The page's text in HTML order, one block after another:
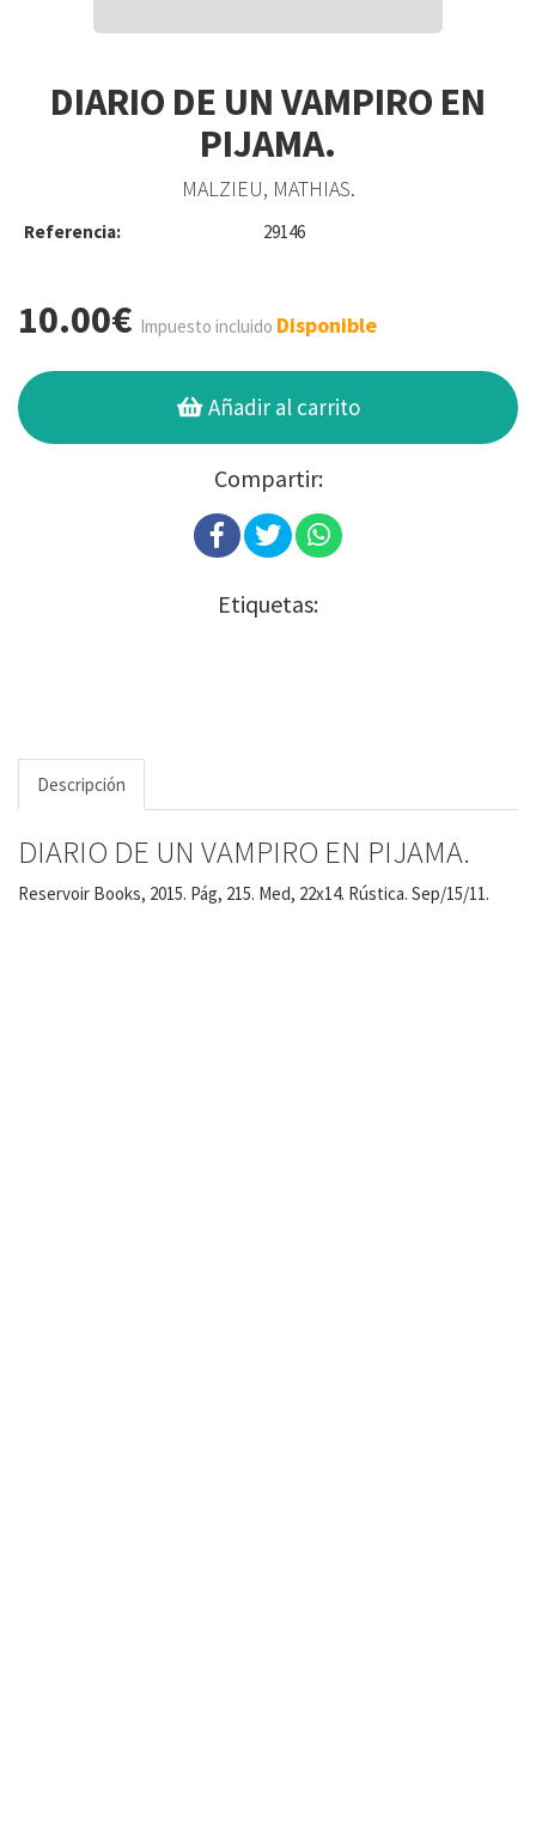
DIARIO DE UN VAMPIRO EN
PIJAMA.
MALZIEU, MATHIAS.
Referencia: 29146
10.00€ Impuesto incluido Disponible
Añadir al carrito
Compartir:
Etiquetas:
Descripción
DIARIO DE UN VAMPIRO EN PIJAMA.
Reservoir Books, 2015. Pág, 215. Med, 22x14. Rústica. Sep/15/11.